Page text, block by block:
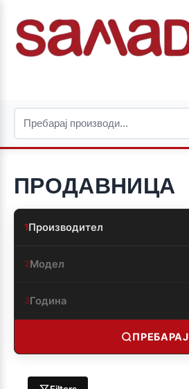
ПРОДАВНИЦА
1Производител
2Модел
3Година
ПРЕБАРАЈ